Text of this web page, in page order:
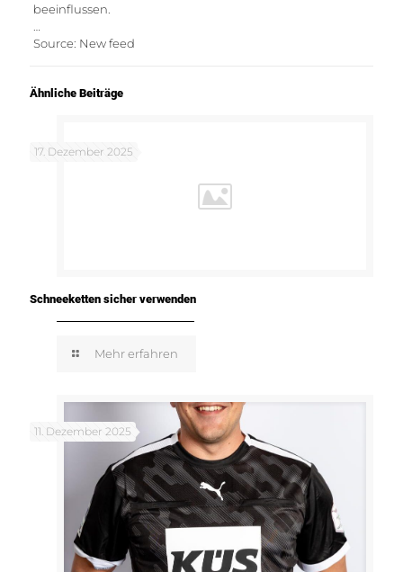
beeinflussen.
Source: New feed
Ähnliche Beiträge
17. Dezember 2025
Schneeketten sicher verwenden
Mehr erfahren
11. Dezember 2025